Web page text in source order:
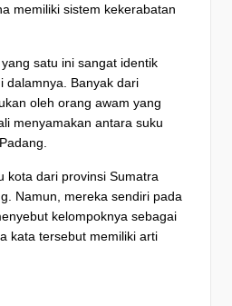
memiliki sistem kekerabatan
satu ini sangat identik
dalamnya. Banyak dari
oleh orang awam yang
menyamakan antara suku
kota dari provinsi Sumatra
Namun, mereka sendiri pada
kelompoknya sebagai
kata tersebut memiliki arti